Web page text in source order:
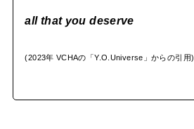
all that you deserve
(2023年 VCHAの「Y.O.Universe」からの引用)